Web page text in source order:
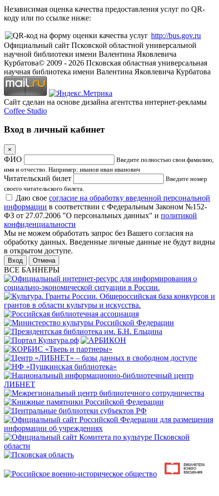
Независимая оценка качества предоставления услуг по QR-
коду или по ссылке ниже:
http://bus.gov.ru
Официальный сайт Псковской областной универсальной
научной библиотеки имени Валентина Яковлевича
Курбатова© 2009 - 2026 Псковская областная универсальная
научная библиотека имени Валентина Яковлевича Курбатова
Сайт сделан на основе дизайна агентства интернет-рекламы
Coffee Studio
Вход в личный кабинет
×
ФИО
Введите полностью свои фамилию,
имя и отчество. Например: иванов иван иванович
Читательский билет
Введите номер
своего читательского билета.
Даю свое согласие на обработку введенной персональной
информации в соответствии с Федеральным Законом №152-
ФЗ от 27.07.2006 "О персональных данных" и политикой
конфиденциальности
Мы не можем обработать запрос без Вашего согласия на
обработку данных. Введенные личные данные не будут видны
в открытом доступе.
Отмена
ВСЕ БАННЕРЫ